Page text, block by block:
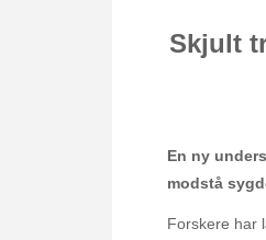
Skjult
En ny
modstå
Forskere har